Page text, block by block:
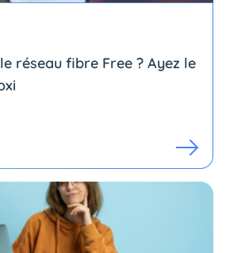
réseau fibre Free ? Ayez le